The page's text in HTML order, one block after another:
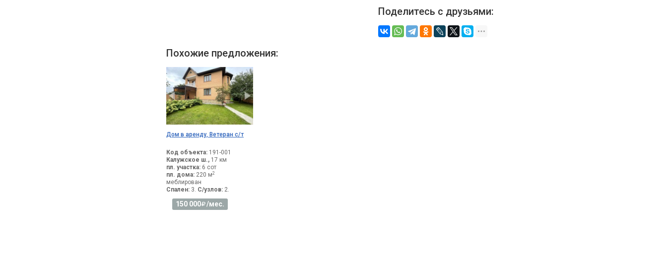
Поделитесь с друзьями:
Похожие предложения:
Дом в аренду, Ветеран с/т
Код объекта: 191-001
Калужское ш., 17 км
пл. участка: 6 сот
пл. дома: 220 м2
меблирован
Спален: 3. С/узлов: 2.
150 000 /мес.